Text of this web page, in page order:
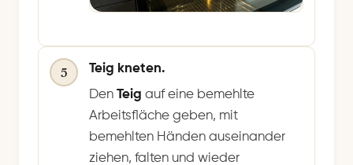
5
Teig kneten.
Den Teig auf eine bemehlte
Arbeitsfläche geben, mit
bemehlten Händen auseinander
ziehen, falten und wieder